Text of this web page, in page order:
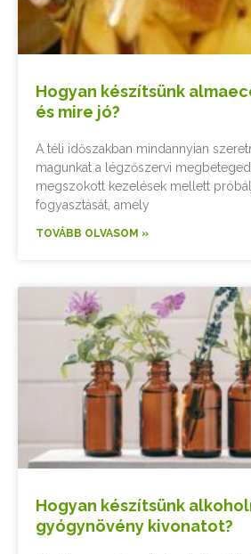
Hogyan készítsünk
és mire jó?
A téli időszakban mindannyian
magunkat a légzőszervi
megszokott kezelések mellett
fogyasztását, amely
TOVÁBB OLVASOM »
Hogyan készítsünk
gyógynövény kivonatot?